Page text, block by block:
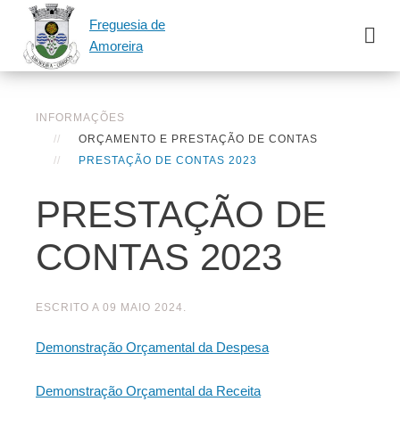
Freguesia de
Amoreira
INFORMAÇÕES
ORÇAMENTO E PRESTAÇÃO DE CONTAS
PRESTAÇÃO DE CONTAS 2023
PRESTAÇÃO DE
CONTAS 2023
ESCRITO A 09 MAIO 2024 .
Demonstração Orçamental da Despesa
Demonstração Orçamental da Receita